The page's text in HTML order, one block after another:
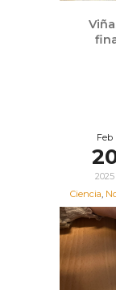
Feb
2025
Ciencia,